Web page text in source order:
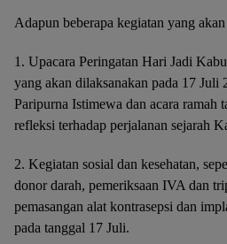
Adapun beberapa kegiatan yang
1. Upacara Peringatan Hari Jadi
yang akan dilaksanakan pada 17 Juli
Paripurna Istimewa dan acara ramah
refleksi terhadap perjalanan sejarah
2. Kegiatan sosial dan kesehatan,
donor darah, pemeriksaan IVA dan
pemasangan alat kontrasepsi dan
pada tanggal 17 Juli.